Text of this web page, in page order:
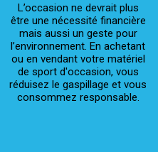
L’occasion ne devrait plus
être une nécessité financière
mais aussi un geste pour
l’environnement. En achetant
ou en vendant votre matériel
de sport d'occasion, vous
réduisez le gaspillage et vous
consommez responsable.